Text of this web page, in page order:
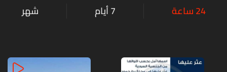
24 ساعة 7 أيام شهر